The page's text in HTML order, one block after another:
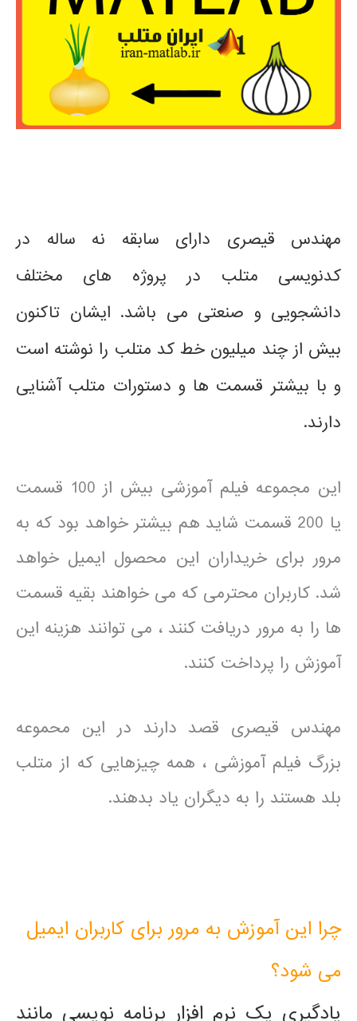
مهندس قیصری دارای سابقه نه ساله در
کدنویسی متلب در پروژه های مختلف
دانشجویی و صنعتی می باشد. ایشان تاکنون
بیش از چند میلیون خط کد متلب را نوشته است
و با بیشتر قسمت ها و دستورات متلب آشنایی
دارند.
این مجموعه فیلم آموزشی بیش از 100 قسمت
یا 200 قسمت شاید هم بیشتر خواهد بود که به
مرور برای خریداران این محصول ایمیل خواهد
شد. کاربران محترمی که می خواهند بقیه قسمت
ها را به مرور دریافت کنند ، می توانند هزینه این
آموزش را پرداخت کنند.
مهندس قیصری قصد دارند در این محموعه
بزرگ فیلم آموزشی ، همه چیزهایی که از متلب
بلد هستند را به دیگران یاد بدهند.
چرا این آموزش به مرور برای کاربران ایمیل
می شود؟
یادگیری یک نرم افزار برنامه نویسی مانند